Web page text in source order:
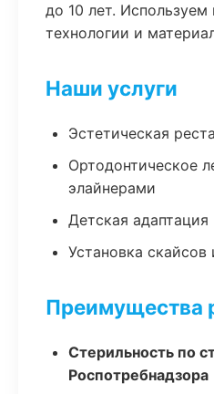
до 10 лет.
технологии и
Наши услуги
Эстетическая
Ортодонтическое
элайнерами
Детская адаптация
Установка
Преимущества
Стерильность по
Роспотребнадзора